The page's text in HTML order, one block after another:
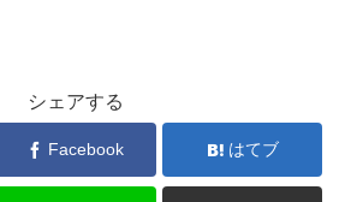
シェアする
Facebook はてブ